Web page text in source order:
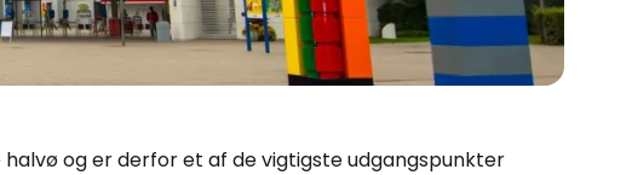
og er derfor et af de vigtigste udgangspunkter